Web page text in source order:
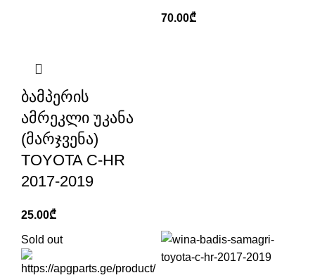
ბამპერის
ამრეკლი უკანა
(მარჯვენა)
TOYOTA C-HR
2017-2019
25.00₾
70.00₾
Sold out